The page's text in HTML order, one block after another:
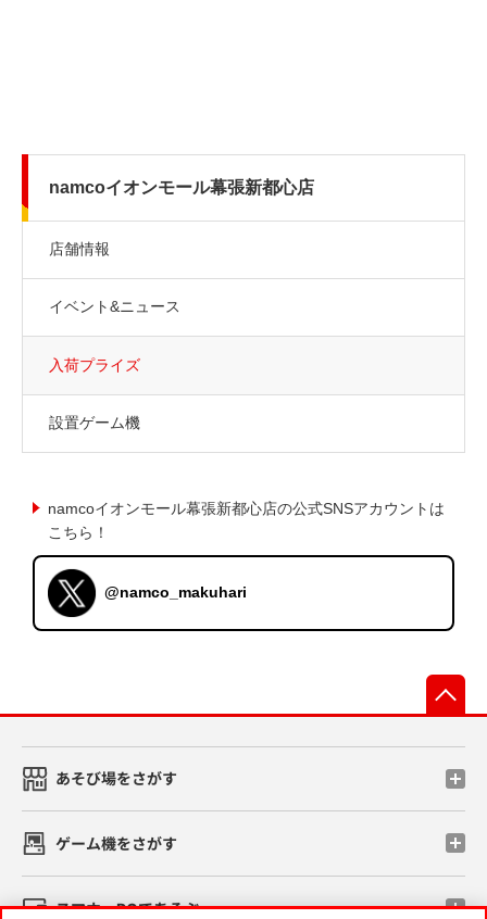
namcoイオンモール幕張新都心店
店舗情報
イベント&ニュース
入荷プライズ
設置ゲーム機
namcoイオンモール幕張新都心店の公式SNSアカウントは
こちら！
@namco_makuhari
あそび場をさがす
ゲーム機をさがす
スマホ・PCであそぶ